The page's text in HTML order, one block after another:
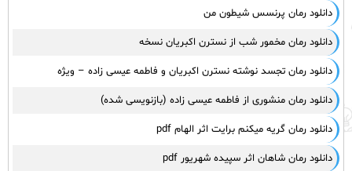
دانلود رمان پرنسس شیطون من
دانلود رمان مخمور شب از نسترن اکبریان نسخه
دانلود رمان تجسد نوشته نسترن اکبریان و فاطمه عیسی زاده – ویژه
دانلود رمان منشوری از فاطمه عیسی زاده (بازنویسی شده)
دانلود رمان گریه میکنم برایت اثر الهام pdf
دانلود رمان شاهان اثر سپیده شهریور pdf